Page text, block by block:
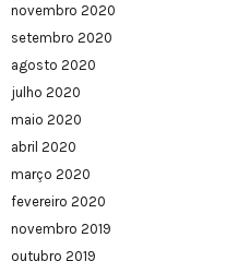
novembro 2020
setembro 2020
agosto 2020
julho 2020
maio 2020
abril 2020
março 2020
fevereiro 2020
novembro 2019
outubro 2019